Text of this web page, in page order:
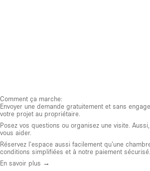
Comment ça marche:
Envoyer une demande gratuitement et sans
votre projet au propriétaire.
Posez vos questions ou organisez une visite.
vous aider.
Réservez l'espace aussi facilement qu'une
conditions simplifiées et à notre paiement sécurisé.
En savoir plus →